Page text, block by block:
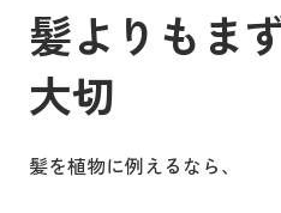
髪よりもま
大切
髪を植物に例えるなら、